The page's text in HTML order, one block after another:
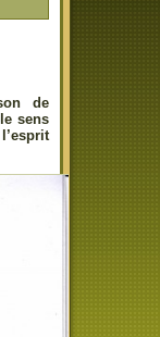
de
sens